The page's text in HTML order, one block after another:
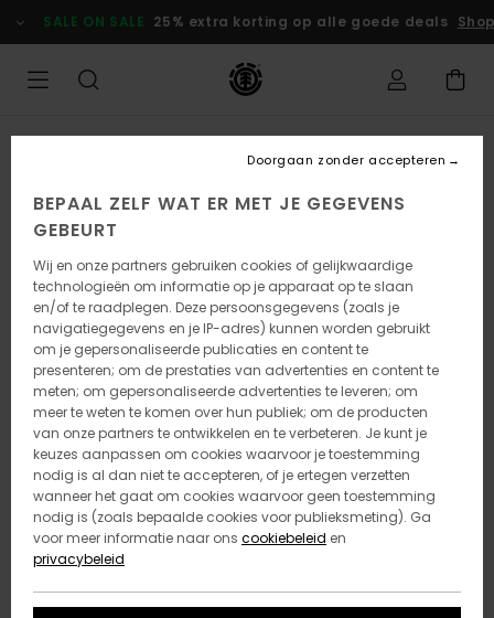
naar
Productinformatie
SALE ON SALE 25% extra korting op alle goede deals
BEPAAL ZELF WAT ER MET JE GEGEVENS
GEBEURT
Wij en onze partners gebruiken cookies of gelijkwaardige
technologieën om informatie op je apparaat op te slaan
en/of te raadplegen. Deze persoonsgegevens (zoals je
navigatiegegevens en je IP-adres) kunnen worden gebruikt
om je gepersonaliseerde publicaties en content te
presenteren; om de prestaties van advertenties en content te
meten; om gepersonaliseerde advertenties te leveren; om
meer te weten te komen over hun publiek; om de producten
van onze partners te ontwikkelen en te verbeteren. Je kunt je
keuzes aanpassen om cookies waarvoor je toestemming
nodig is al dan niet te accepteren, of je ertegen verzetten
wanneer het gaat om cookies waarvoor geen toestemming
nodig is (zoals bepaalde cookies voor publieksmeting). Ga
voor meer informatie naar ons cookiebeleid en
privacybeleid
Doorgaan zonder accepteren